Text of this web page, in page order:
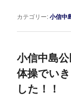
カテゴリー:小信中
小信中島
体操でい
した！！